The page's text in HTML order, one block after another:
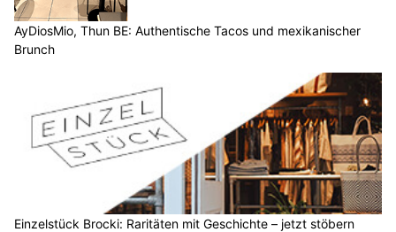
AyDiosMio, Thun BE: Authentische Tacos und mexikanischer
Brunch
Einzelstück Brocki: Raritäten mit Geschichte – jetzt stöbern